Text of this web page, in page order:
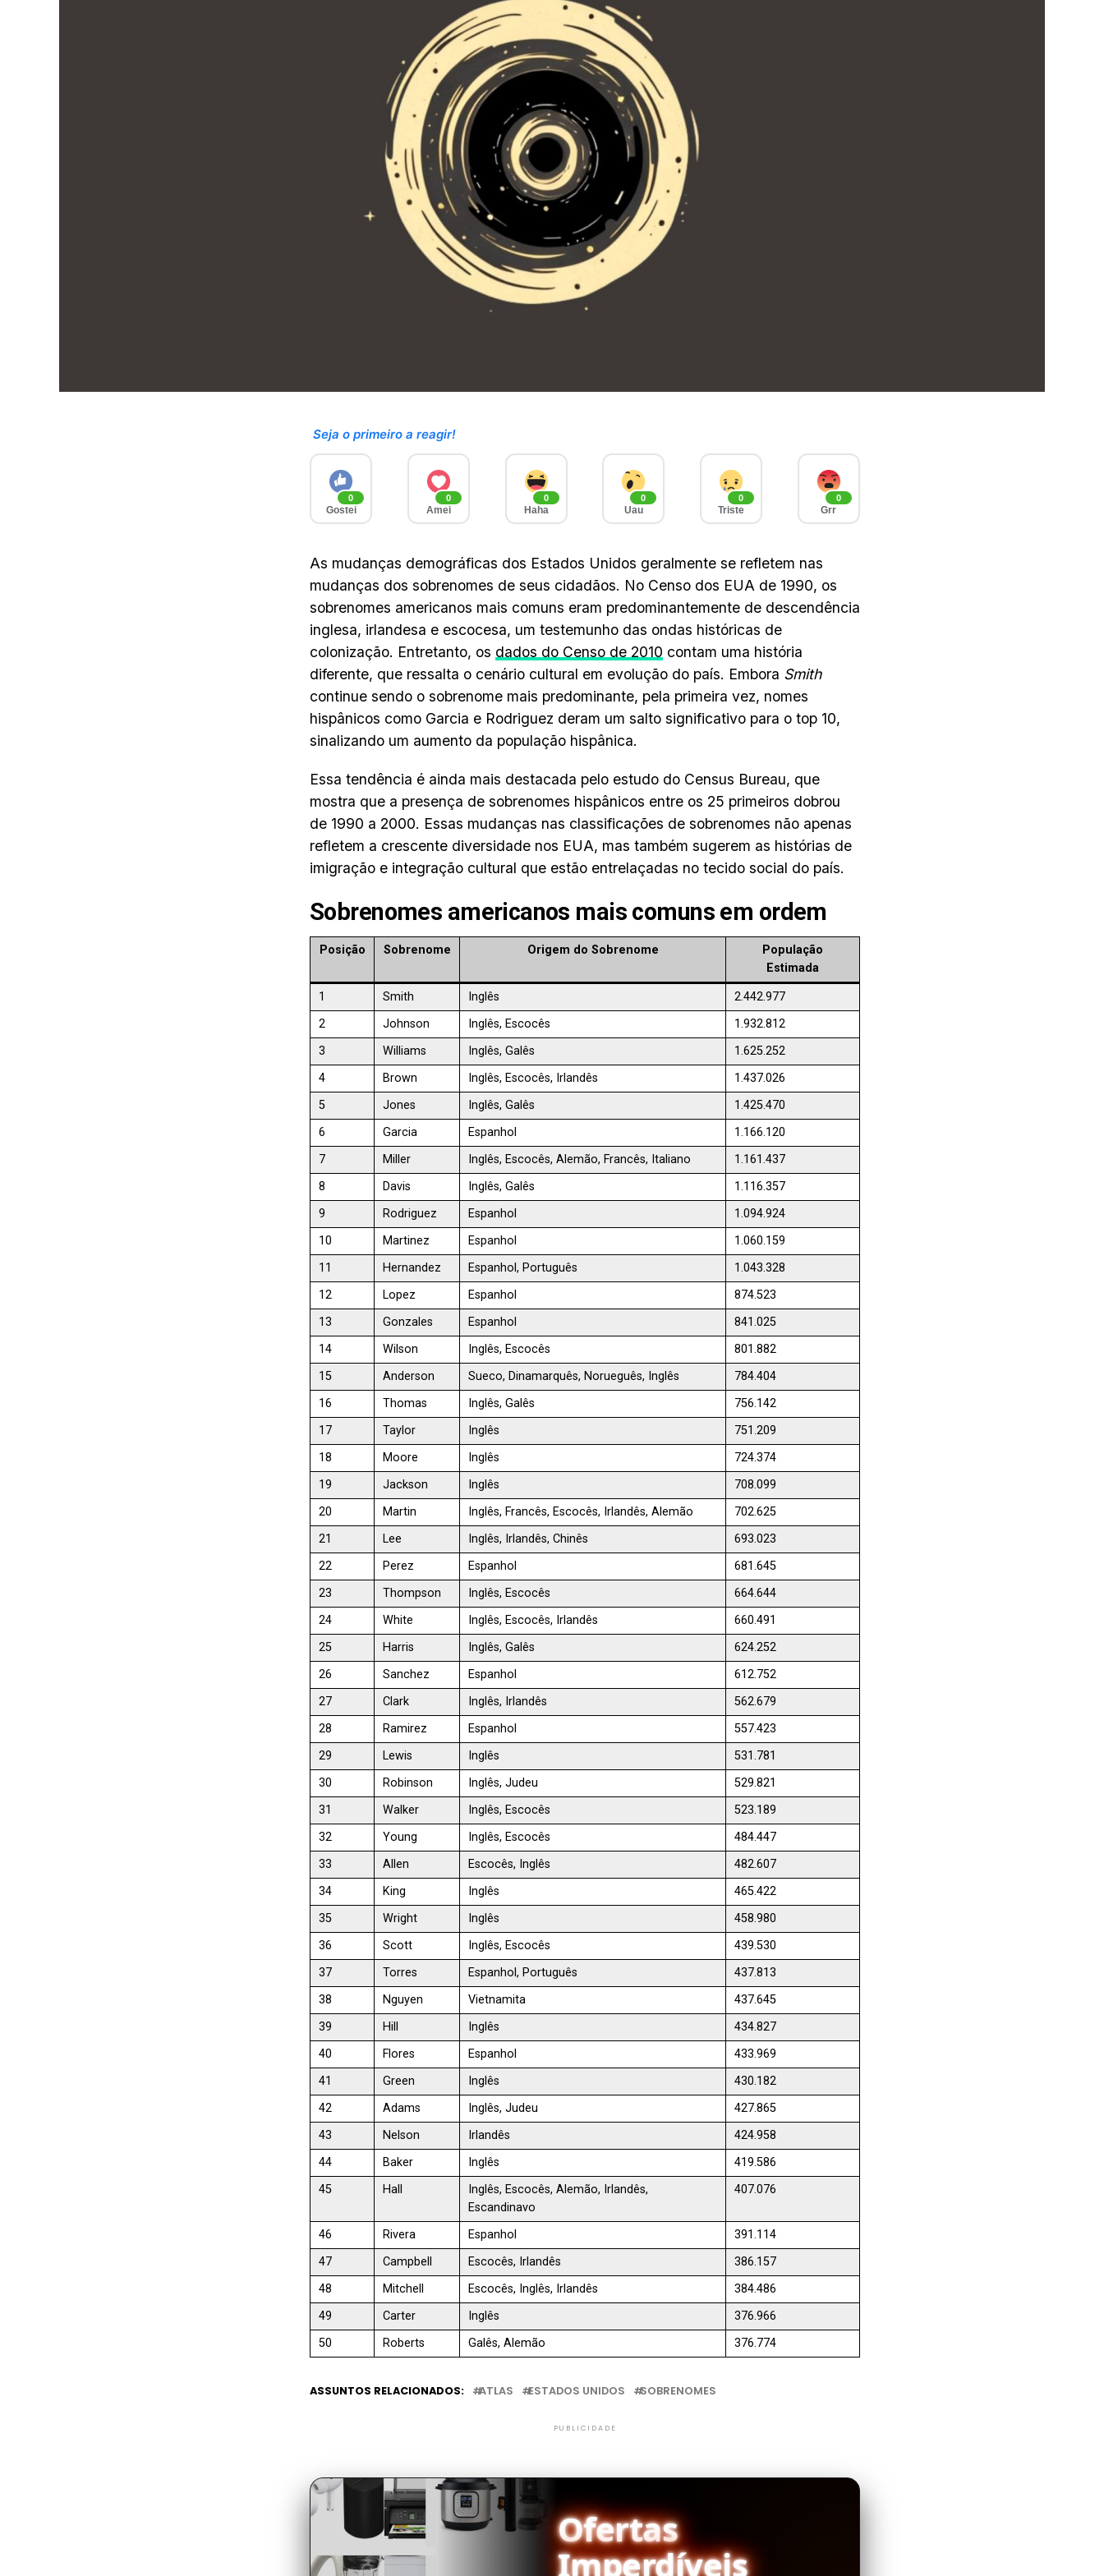
Seja o primeiro a reagir!
0
Gostei
0
Amei
0
Haha
0
Uau
0
Triste
0
Grr
As mudanças demográficas dos Estados Unidos geralmente se refletem nas
mudanças dos sobrenomes de seus cidadãos. No Censo dos EUA de 1990, os
sobrenomes americanos mais comuns eram predominantemente de descendência
inglesa, irlandesa e escocesa, um testemunho das ondas históricas de
colonização. Entretanto, os dados do Censo de 2010 contam uma história
diferente, que ressalta o cenário cultural em evolução do país. Embora Smith
continue sendo o sobrenome mais predominante, pela primeira vez, nomes
hispânicos como Garcia e Rodriguez deram um salto significativo para o top 10,
sinalizando um aumento da população hispânica.
Essa tendência é ainda mais destacada pelo estudo do Census Bureau, que
mostra que a presença de sobrenomes hispânicos entre os 25 primeiros dobrou
de 1990 a 2000. Essas mudanças nas classificações de sobrenomes não apenas
refletem a crescente diversidade nos EUA, mas também sugerem as histórias de
imigração e integração cultural que estão entrelaçadas no tecido social do país.
Sobrenomes americanos mais comuns em ordem
Posição Sobrenome Origem do Sobrenome
População
Estimada
1 Smith Inglês
2.442.977
2
Johnson Inglês, Escocês
1.932.812
3
Williams Inglês, Galês
1.625.252
4
Brown Inglês, Escocês, Irlandês
1.437.026
5
Jones Inglês, Galês
1.425.470
6
Garcia Espanhol
1.166.120
7
Miller Inglês, Escocês, Alemão, Francês, Italiano
1.161.437
8
Davis Inglês, Galês
1.116.357
9
Rodriguez Espanhol
1.094.924
10
Martinez Espanhol
1.060.159
11
Hernandez Espanhol, Português
1.043.328
12
Lopez Espanhol
874.523
13
Gonzales Espanhol
841.025
14
Wilson Inglês, Escocês
801.882
15
Anderson Sueco, Dinamarquês, Norueguês, Inglês
784.404
16
Thomas Inglês, Galês
756.142
17
Taylor Inglês
751.209
18
Moore Inglês
724.374
19
Jackson Inglês
708.099
20
Martin Inglês, Francês, Escocês, Irlandês, Alemão
702.625
21
Lee Inglês, Irlandês, Chinês
693.023
22
Perez Espanhol
681.645
23
Thompson Inglês, Escocês
664.644
24
White Inglês, Escocês, Irlandês
660.491
25
Harris Inglês, Galês
624.252
26
Sanchez Espanhol
612.752
27
Clark Inglês, Irlandês
562.679
28
Ramirez Espanhol
557.423
29
Lewis Inglês
531.781
30
Robinson Inglês, Judeu
529.821
31
Walker Inglês, Escocês
523.189
32
Young Inglês, Escocês
484.447
33
Allen Escocês, Inglês
482.607
34
King Inglês
465.422
35
Wright Inglês
458.980
36
Scott Inglês, Escocês
439.530
37
Torres Espanhol, Português
437.813
38
Nguyen Vietnamita
437.645
39
Hill Inglês
434.827
40
Flores Espanhol
433.969
41
Green Inglês
430.182
42
Adams Inglês, Judeu
427.865
43
Nelson Irlandês
424.958
44
Baker Inglês
419.586
45
Hall
Inglês, Escocês, Alemão, Irlandês,
Escandinavo
407.076
46 Rivera Espanhol
391.114
47
Campbell Escocês, Irlandês
386.157
48
Mitchell Escocês, Inglês, Irlandês
384.486
49
Carter Inglês
376.966
50
Roberts Galês, Alemão 376.774
ASSUNTOS RELACIONADOS: ATLAS ESTADOS UNIDOS SOBRENOMES
PUBLICIDADE
Ofertas
Imperdíveis